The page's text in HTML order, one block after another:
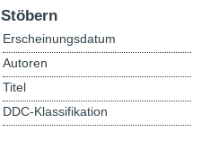
Stöbern
Erscheinungsdatum
Autoren
Titel
DDC-Klassifikation